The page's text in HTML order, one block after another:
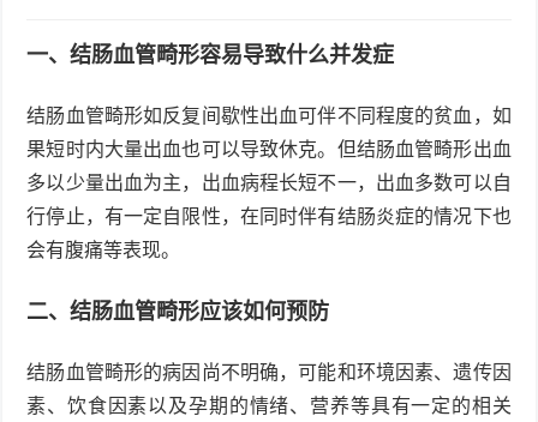
一、结肠血管畸形容易导致什么并发症
结肠血管畸形如反复间歇性出血可伴不同程度的贫血，如
果短时内大量出血也可以导致休克。但结肠血管畸形出血
多以少量出血为主，出血病程长短不一，出血多数可以自
行停止，有一定自限性，在同时伴有结肠炎症的情况下也
会有腹痛等表现。
二、结肠血管畸形应该如何预防
结肠血管畸形的病因尚不明确，可能和环境因素、遗传因
素、饮食因素以及孕期的情绪、营养等具有一定的相关